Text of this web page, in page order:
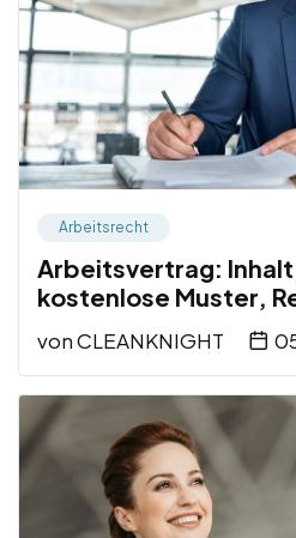
Arbeitsrecht
Arbeitsvertrag:
kostenlose Muster,
vonCLEANKNIGHT